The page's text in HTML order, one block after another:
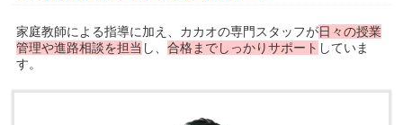
家庭教師による指導に加え、カカオの専門スタッフが日々の授業
管理や進路相談を担当 し、合格までしっかりサポート していま
す。